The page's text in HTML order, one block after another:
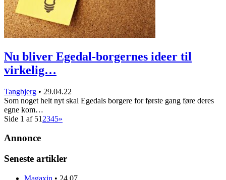
Nu bliver Egedal-borgernes ideer til
virkelig…
Tangbjerg • 29.04.22
Som noget helt nyt skal Egedals borgere for første gang føre deres
egne kom…
Side 1 af 51 2345»
Annonce
Seneste artikler
Magaxin • 24.07